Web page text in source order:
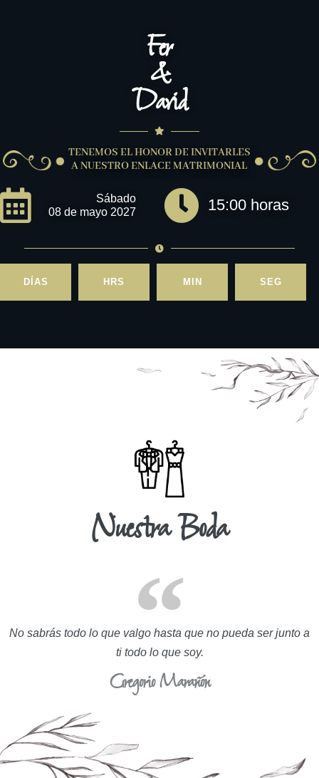
Fer
&
David
TENEMOS EL HONOR DE INVITARLES
A NUESTRO ENLACE MATRIMONIAL
Sábado
08 de mayo 2027
15:00 horas
DÍAS HRS MIN SEG
Nuestra Boda
No sabrás todo lo que valgo hasta que no pueda ser junto a
ti todo lo que soy.
Gregorio Marañón